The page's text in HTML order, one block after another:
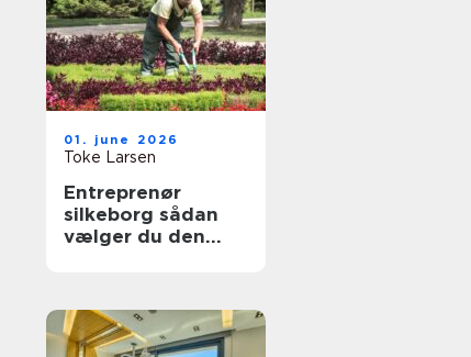
01. june 2026
Toke Larsen
Entreprenør
silkeborg sådan
vælger du den